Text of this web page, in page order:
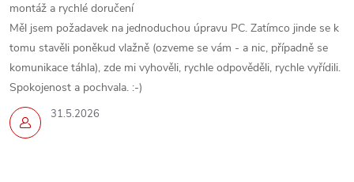
31.5.2026
montáž a rychlé doručení
Měl jsem požadavek na jednoduchou úpravu PC. Zatímco jinde se k
tomu stavěli poněkud vlažně (ozveme se vám - a nic, případně se
komunikace táhla), zde mi vyhověli, rychle odpověděli, rychle vyřídili.
Spokojenost a pochvala. :-)